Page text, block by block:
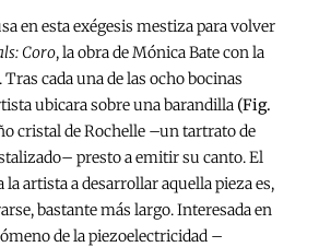
en esta exégesis mestiza para volver
Coro, la obra de Mónica Bate con la
cada una de las ocho bocinas
ubicara sobre una barandilla (Fig.
cristal de Rochelle –un tartrato de
presto a emitir su canto. El
la artista a desarrollar aquella pieza es,
bastante más largo. Interesada en
de la piezoelectricidad –